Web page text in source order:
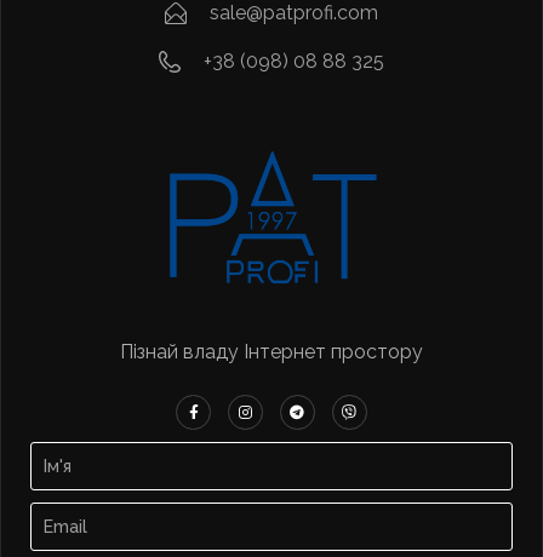
sale@patprofi.com
+38 (098) 08 88 325
Пізнай владу Інтернет простору